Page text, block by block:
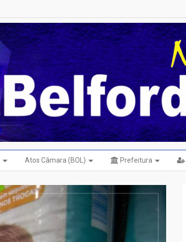
Atos Câmara (BOL) Prefeitura